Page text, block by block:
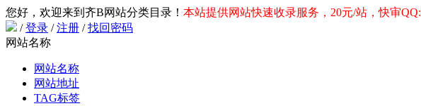
您好，欢迎来到齐B网站分类目录！ 本站提供网站快速收录服务，20元/站，快审QQ:
/登录 /注册 /找回密码
网站名称
网站名称
网站地址
TAG标签